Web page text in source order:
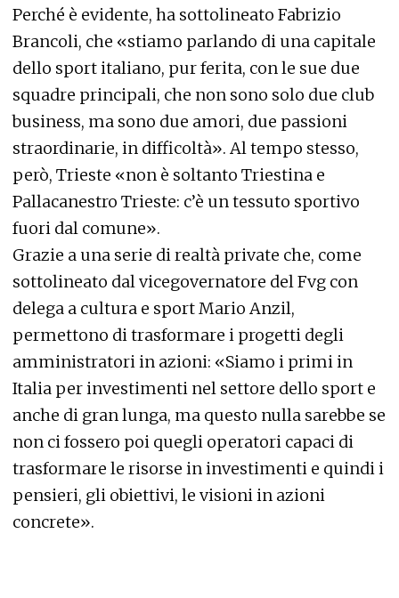
Perché è evidente, ha sottolineato Fabrizio
Brancoli, che «stiamo parlando di una capitale
dello sport italiano, pur ferita, con le sue due
squadre principali, che non sono solo due club
business, ma sono due amori, due passioni
straordinarie, in difficoltà». Al tempo stesso,
però, Trieste «non è soltanto Triestina e
Pallacanestro Trieste: c’è un tessuto sportivo
fuori dal comune».
Grazie a una serie di realtà private che, come
sottolineato dal vicegovernatore del Fvg con
delega a cultura e sport Mario Anzil,
permettono di trasformare i progetti degli
amministratori in azioni: «Siamo i primi in
Italia per investimenti nel settore dello sport e
anche di gran lunga, ma questo nulla sarebbe se
non ci fossero poi quegli operatori capaci di
trasformare le risorse in investimenti e quindi i
pensieri, gli obiettivi, le visioni in azioni
concrete».